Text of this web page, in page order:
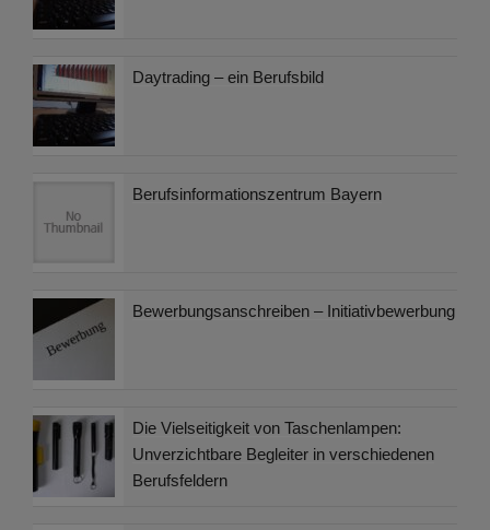
Daytrading – ein Berufsbild
Berufsinformationszentrum Bayern
Bewerbungsanschreiben – Initiativbewerbung
Die Vielseitigkeit von Taschenlampen:
Unverzichtbare Begleiter in verschiedenen
Berufsfeldern